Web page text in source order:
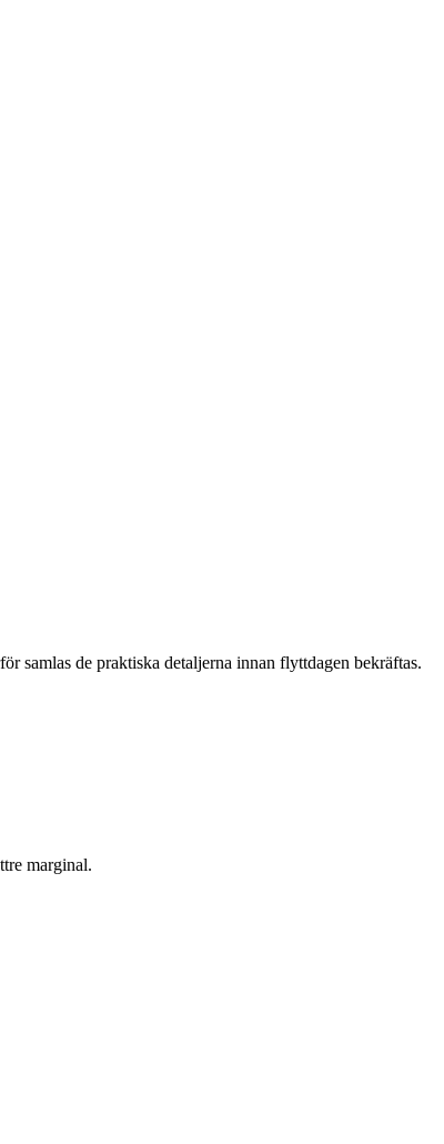
samlas de praktiska detaljerna innan flyttdagen bekräftas.
marginal.